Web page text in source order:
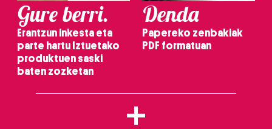
Gure berri.
Erantzun inkesta eta
parte hartu Iztuetako
produktuen saski
baten zozketan
Denda
Papereko zenbakiak
PDF formatuan
+